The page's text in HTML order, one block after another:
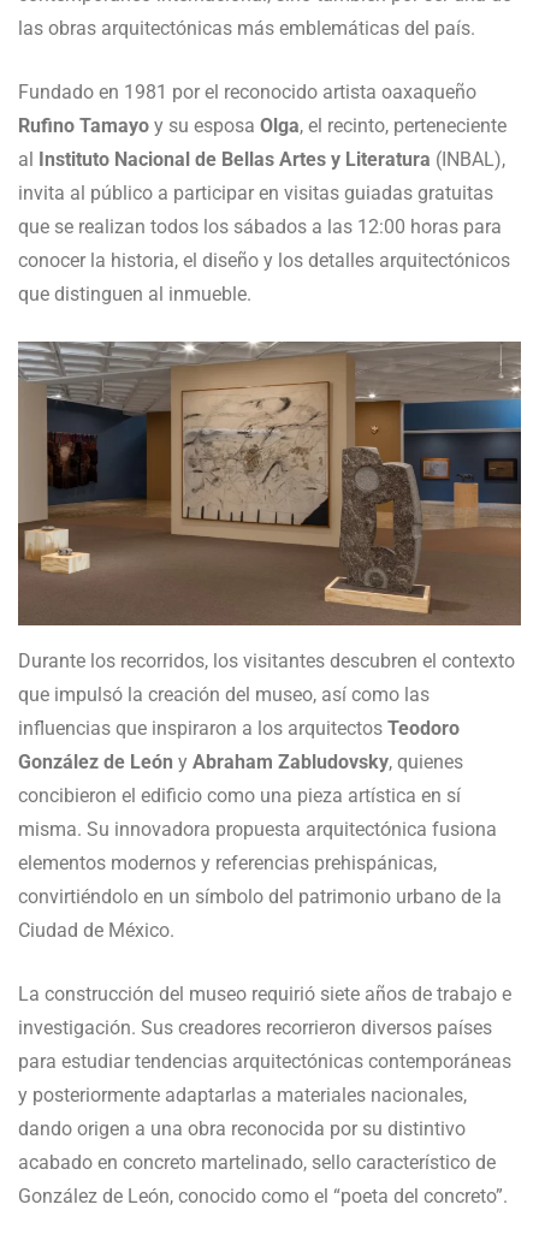
las obras arquitectónicas más emblemáticas del país.
Fundado en 1981 por el reconocido artista oaxaqueño
Rufino Tamayo y su esposa Olga, el recinto, perteneciente
al
Instituto Nacional de Bellas Artes y Literatura (INBAL),
invita al público a participar en visitas guiadas gratuitas
que se realizan todos los sábados a las 12:00 horas para
conocer la historia, el diseño y los detalles arquitectónicos
que distinguen al inmueble.
Durante los recorridos, los visitantes descubren el contexto
que impulsó la creación del museo, así como las
influencias que inspiraron a los arquitectos Teodoro
González de León y Abraham Zabludovsky, quienes
concibieron el edificio como una pieza artística en sí
misma. Su innovadora propuesta arquitectónica fusiona
elementos modernos y referencias prehispánicas,
convirtiéndolo en un símbolo del patrimonio urbano de la
Ciudad de México.
La construcción del museo requirió siete años de trabajo e
investigación. Sus creadores recorrieron diversos países
para estudiar tendencias arquitectónicas contemporáneas
y posteriormente adaptarlas a materiales nacionales,
dando origen a una obra reconocida por su distintivo
acabado en concreto martelinado, sello característico de
González de León, conocido como el “poeta del concreto”.